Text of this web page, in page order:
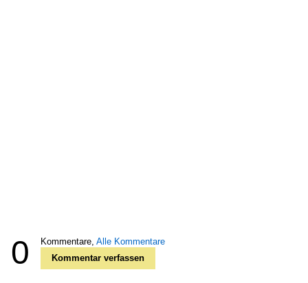
0 Kommentare, Alle Kommentare
Kommentar verfassen